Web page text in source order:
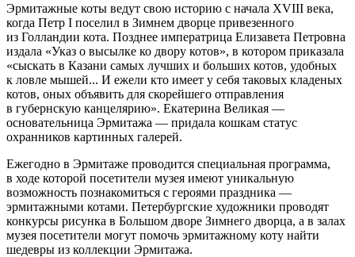
Эрмитажные коты ведут свою историю с начала ХVIII века,
когда Петр I поселил в Зимнем дворце привезенного
из Голландии кота. Позднее императрица Елизавета Петровна
издала «Указ о высылке ко двору котов», в котором приказала
«сыскать в Казани самых лучших и больших котов, удобных
к ловле мышей... И ежели кто имеет у себя таковых кладеных
котов, оных объявить для скорейшего отправления
в губернскую канцелярию». Екатерина Великая —
основательница Эрмитажа — придала кошкам статус
охранников картинных галерей.
Ежегодно в Эрмитаже проводится специальная программа,
в ходе которой посетители музея имеют уникальную
возможность познакомиться с героями праздника —
эрмитажными котами. Петербургские художники проводят
конкурсы рисунка в Большом дворе Зимнего дворца, а в залах
музея посетители могут помочь эрмитажному коту найти
шедевры из коллекции Эрмитажа.